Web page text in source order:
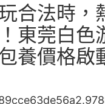
合法時，
東莞白色
養價格啟